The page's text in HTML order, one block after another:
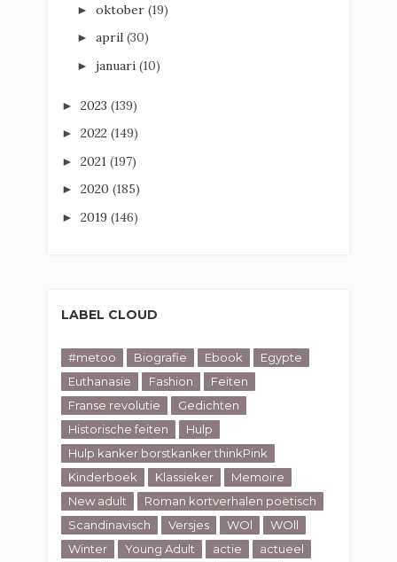
► oktober (19)
► april (30)
► januari (10)
► 2023 (139)
► 2022 (149)
► 2021 (197)
► 2020 (185)
► 2019 (146)
LABEL CLOUD
#metoo Biografie Ebook
Egypte
Euthanasie
Fashion
Feiten
Franse revolutie
Gedichten
Historische feiten
Hulp
Hulp kanker borstkanker thinkPink
Kinderboek
Klassieker
Memoire
New adult
Roman kortverhalen poëtisch
Scandinavisch
Versjes WOl
WOll
Winter
Young Adult actie
actueel